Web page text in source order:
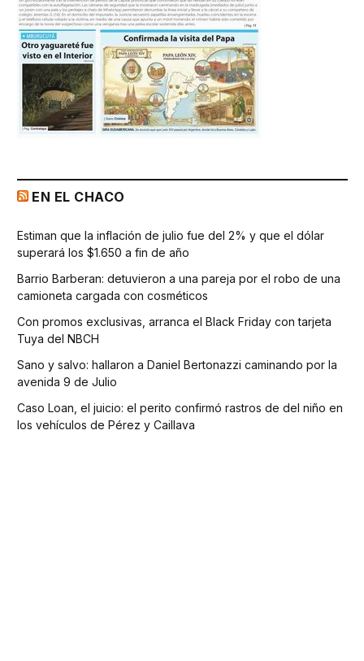
EN EL CHACO
Estiman que la inflación de julio fue del 2% y que el dólar
superará los $1.650 a fin de año
Barrio Barberan: detuvieron a una pareja por el robo de una
camioneta cargada con cosméticos
Con promos exclusivas, arranca el Black Friday con tarjeta
Tuya del NBCH
Sano y salvo: hallaron a Daniel Bertonazzi caminando por la
avenida 9 de Julio
Caso Loan, el juicio: el perito confirmó rastros de del niño en
los vehículos de Pérez y Caillava